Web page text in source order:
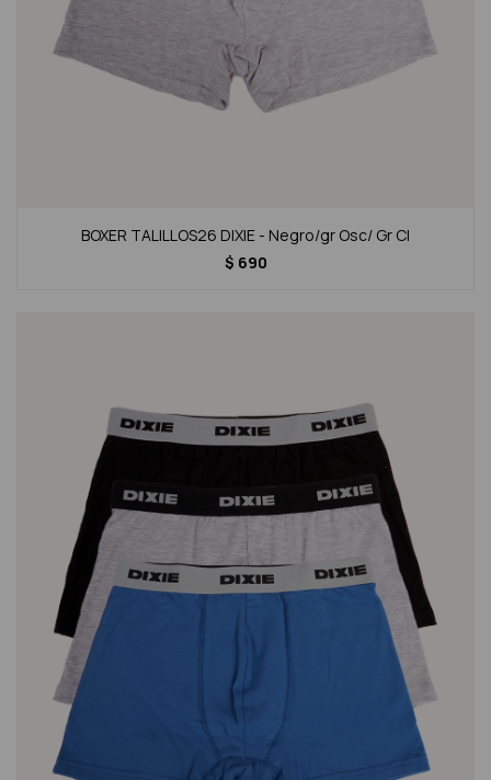
BOXER TALILLOS26 DIXIE - Negro/gr Osc/ Gr Cl
$ 690